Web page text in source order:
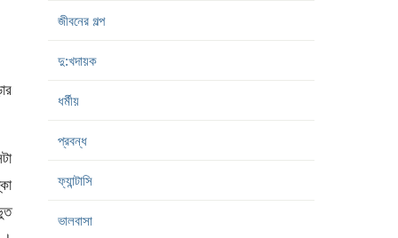
জীবনের গল্প
দু:খদায়ক
ধর্মীয়
প্রবন্ধ
ফ্যান্টাসি
ভালবাসা